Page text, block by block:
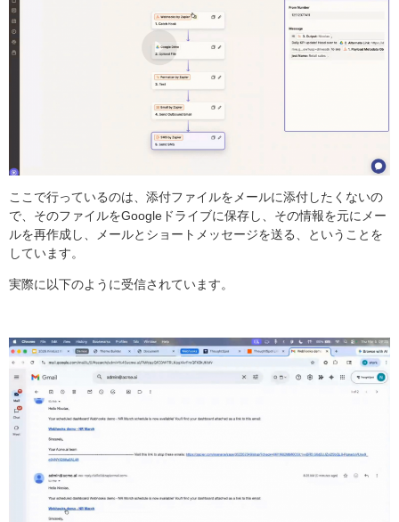
ここで行っているのは、添付ファイルをメールに添付したくないの
で、そのファイルをGoogleドライブに保存し、その情報を元にメー
ルを再作成し、メールとショートメッセージを送る、ということを
しています。
実際に以下のように受信されています。